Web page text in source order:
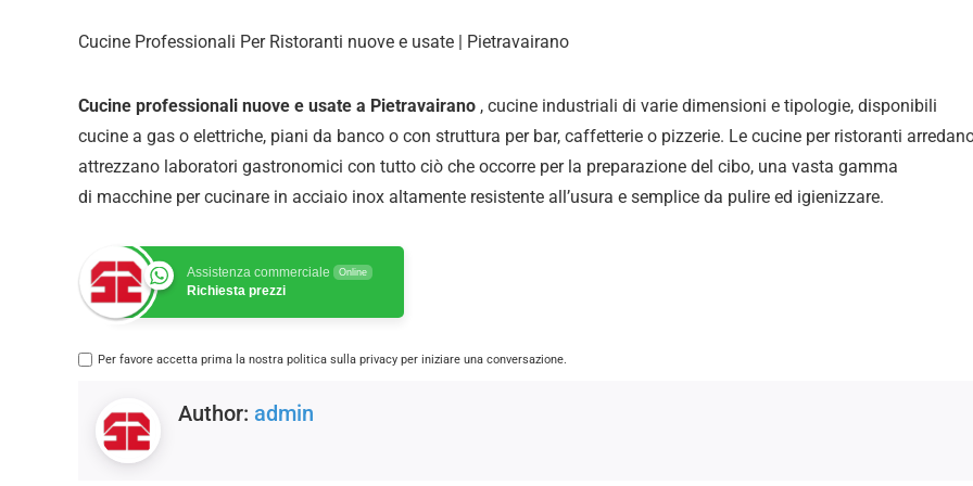
Cucine Professionali Per Ristoranti nuove e usate | Pietravairano
Cucine professionali nuove e usate a Pietravairano , cucine industriali di varie dimensioni e tipologie, disponibili
cucine a gas o elettriche, piani da banco o con struttura per bar, caffetterie o pizzerie. Le cucine per ristoranti
attrezzano laboratori gastronomici con tutto ciò che occorre per la preparazione del cibo, una vasta gamma
di macchine per cucinare in acciaio inox altamente resistente all’usura e semplice da pulire ed igienizzare.
Assistenza commerciale Online
Richiesta prezzi
Per favore accetta prima la nostra politica sulla privacy per iniziare una conversazione.
Author: admin